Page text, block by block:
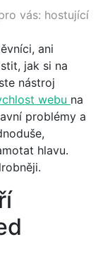
vás: hostující
ani
jak si na
nástroj
webu na
problémy a
hlavu.